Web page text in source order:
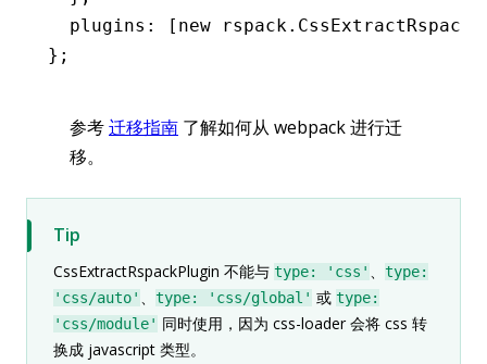
  plugins
: [ new rspack
};
参考迁移指南 了解如何从 webpack 进行迁
移。
Tip
CssExtractRspackPlugin 不能与 type: 'css' 、 type:
'css/auto' 、 type: 'css/global' 或 type:
'css/module' 同时使用，因为 css-loader 会将 css 转
换成 javascript 类型。